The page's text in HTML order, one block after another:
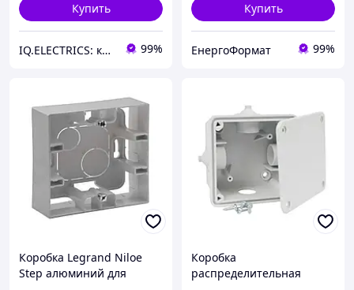
Купить
IQ.ELECTRICS: купить электрику оптом 99%
Купить
ЕнергоФормат 99%
Коробка Legrand Niloe
Step алюминий для
Коробка
распределительная